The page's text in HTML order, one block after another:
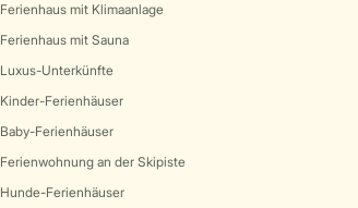
Ferienhaus mit Klimaanlage
Ferienhaus mit Sauna
Luxus-Unterkünfte
Kinder-Ferienhäuser
Baby-Ferienhäuser
Ferienwohnung an der Skipiste
Hunde-Ferienhäuser